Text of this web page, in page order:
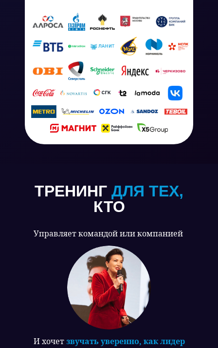
ТРЕНИНГ ДЛЯ ТЕХ,
КТО
Управляет командой или компанией
И хочетзвучать уверенно, как лидер